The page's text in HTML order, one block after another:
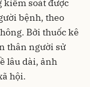
soát được
bệnh, theo
Bởi thuốc kê
thân người sử
lâu dài, ảnh
hội.